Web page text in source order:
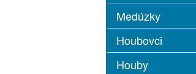
Medúzky
Houbovci
Houby